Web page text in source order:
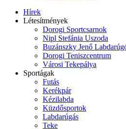
Hírek
Létesítmények
Dorogi Sportcsarnok
Nipl Stefánia Uszoda
Buzánszky Jenő
Dorogi Teniszcentrum
Városi Tekepálya
Sportágak
Futás
Kerékpár
Kézilabda
Küzdősportok
Labdarúgás
Teke